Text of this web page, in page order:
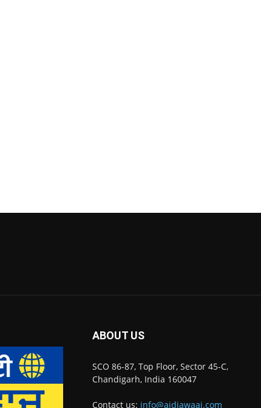
ABOUT US
SCO 86-87, Top Floor, Sector 45-C,
Chandigarh, India 160047
Contact us: info@ajdiawaaj.com